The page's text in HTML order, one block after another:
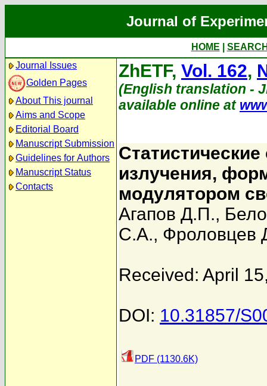
Journal of
HOME
Journal Issues
Golden Pages
About This journal
Aims and Scope
Editorial Board
Manuscript Submission
Guidelines for Authors
Manuscript Status
Contacts
ZhETF, Vol. 162,
(English translation -
available online at
излучения,
модулятором
Агапов Д.П.,
С.А., Фроловцев
Received: April
DOI: 10.31857/
PDF (1130.6K)